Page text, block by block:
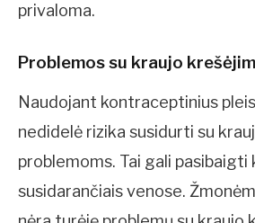
privaloma.
Problemos su kraujo
Naudojant kontraceptinius
nedidelė rizika susidurti su
problemoms. Tai gali pasibaigti
susidarančiais venose.